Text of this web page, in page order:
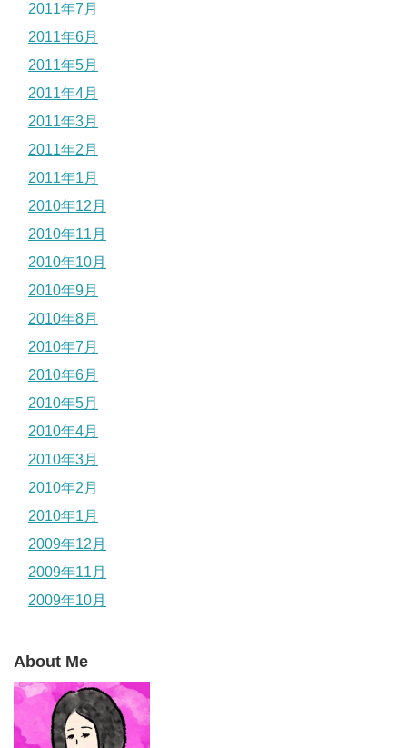
2011年7月
2011年6月
2011年5月
2011年4月
2011年3月
2011年2月
2011年1月
2010年12月
2010年11月
2010年10月
2010年9月
2010年8月
2010年7月
2010年6月
2010年5月
2010年4月
2010年3月
2010年2月
2010年1月
2009年12月
2009年11月
2009年10月
About Me